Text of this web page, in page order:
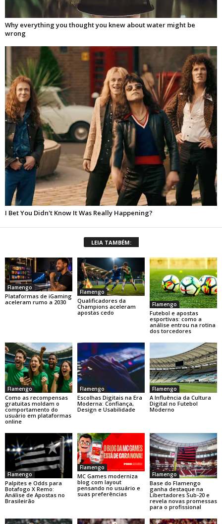
LEIA TAMBÉM:
Flamengo
Plataformas de iGaming
aceleram rumo a 2030
Flamengo
Qualificadores da
Champions aceleram
apostas cedo
Flamengo
Futebol e apostas
esportivas: como a
análise entrou na rotina
dos torcedores
Flamengo
Como as recompensas
gratuitas moldam o
comportamento do
usuário em plataformas
online
Flamengo
Escolhas Digitais na Era
Moderna: Confiança,
Design e Usabilidade
Flamengo
A Influência da Cultura
Digital no Futebol
Moderno
Flamengo
Palpites e Odds para
Botafogo X Remo:
Análise de Apostas no
Brasileirão
Flamengo
MC Games moderniza
blog com layout
pensando no usuário e
suas preferências
Flamengo
Base do Flamengo
ganha destaque na
Libertadores Sub-20 e
revela novas promessas
para o profissional